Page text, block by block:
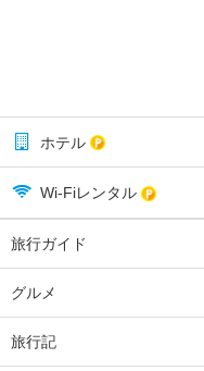
ホテル
Wi-Fiレンタル
旅行ガイド
グルメ
旅行記